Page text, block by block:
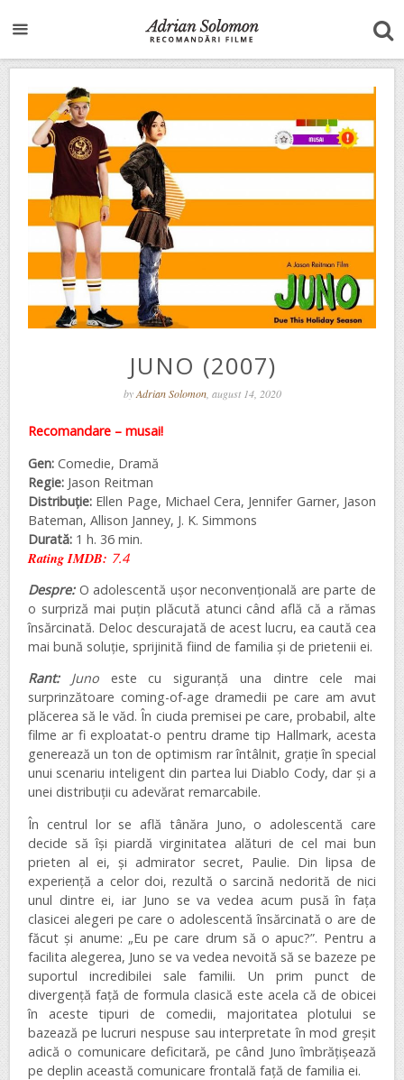
JUNO (2007)
byAdrian Solomon, august 14, 2020
Recomandare – musai!
Gen: Comedie, Dramă
Regie: Jason Reitman
Distribuție: Ellen Page, Michael Cera, Jennifer Garner, Jason
Bateman, Allison Janney, J. K. Simmons
Durată: 1 h. 36 min.
Rating IMDB: 7.4
Despre:O adolescentă ușor neconvențională are parte de
o surpriză mai puțin plăcută atunci când află că a rămas
însărcinată. Deloc descurajată de acest lucru, ea caută cea
mai bună soluție, sprijinită fiind de familia și de prietenii ei.
Rant:
Junoeste cu siguranță una dintre cele mai
surprinzătoare coming-of-age dramedii pe care am avut
plăcerea să le văd. În ciuda premisei pe care, probabil, alte
filme ar fi exploatat-o pentru drame tip Hallmark, acesta
generează un ton de optimism rar întâlnit, grație în special
unui scenariu inteligent din partea lui Diablo Cody, dar și a
unei distribuții cu adevărat remarcabile.
În centrul lor se află tânăra Juno, o adolescentă care
decide să își piardă virginitatea alături de cel mai bun
prieten al ei, și admirator secret, Paulie. Din lipsa de
experiență a celor doi, rezultă o sarcină nedorită de nici
unul dintre ei, iar Juno se va vedea acum pusă în fața
clasicei alegeri pe care o adolescentă însărcinată o are de
făcut și anume: „Eu pe care drum să o apuc?”. Pentru a
facilita alegerea, Juno se va vedea nevoită să se bazeze pe
suportul incredibilei sale familii. Un prim punct de
divergență față de formula clasică este acela că de obicei
în aceste tipuri de comedii, majoritatea plotului se
bazează pe lucruri nespuse sau interpretate în mod greșit
adică o comunicare deficitară, pe când Juno îmbrățișează
pe deplin această comunicare frontală față de familia ei.